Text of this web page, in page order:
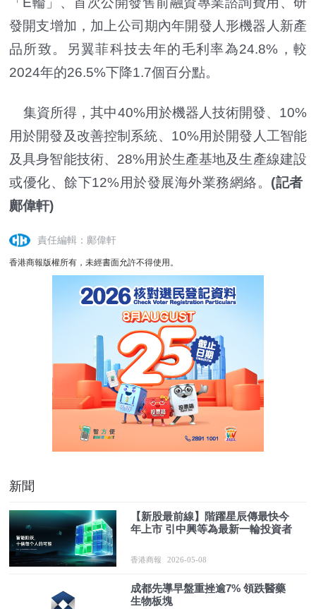
發開支增加，加上公司期內年開發人形機器人新產
品所致。另翼菲科技去年的毛利率為24.8%，較
2024年的26.5%下降1.7個百分點。
集資所得，其中40%用於機器人技術開發、10%
用於開發及改善控制系統、10%用於開發人工智能
及具身智能技術、28%用於生產基地及生產線建設
或優化、餘下12%用於發展海外業務網絡。 (記者
鄺偉軒)
責任編輯：鄺偉軒
香港商報版權所有，未經書面允許不得使用。
新聞
【新股最前線】階躍星辰傳最快今
年上市 引中興等為最新一輪投資者
香港商報 2026-05-08
成都先導早盤重挫逾7% 領跌醫藥
生物板塊